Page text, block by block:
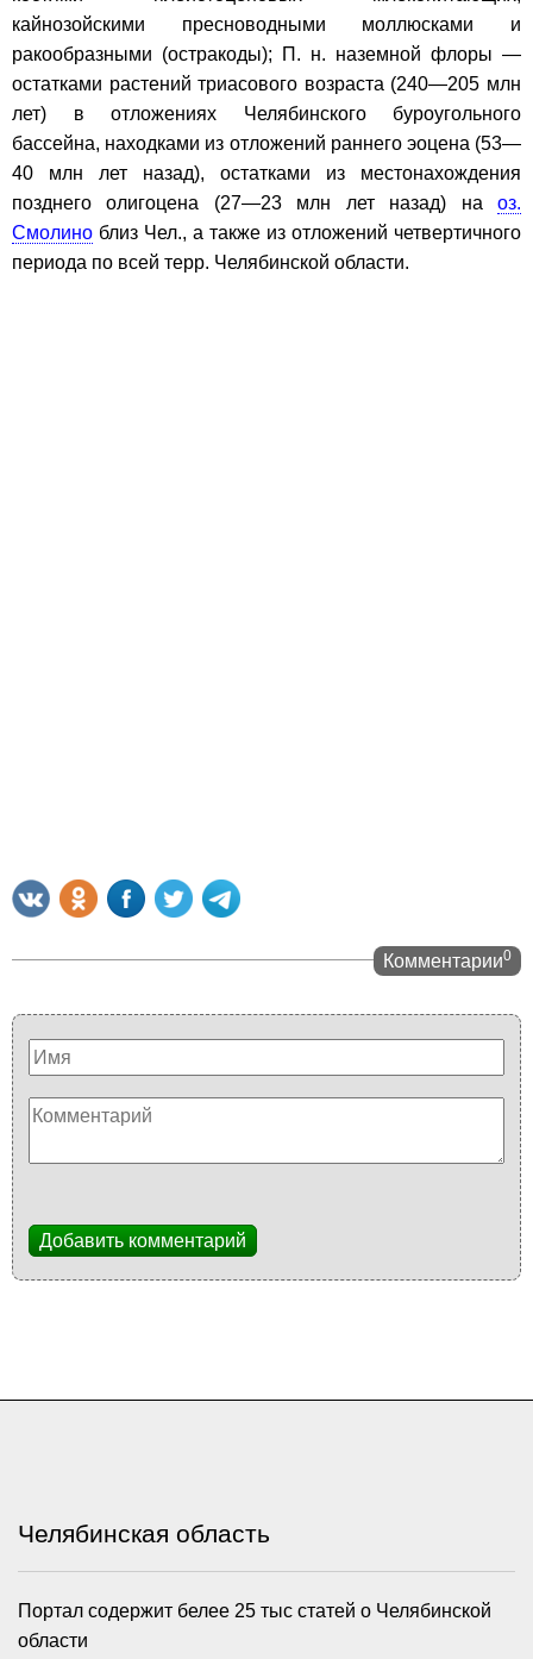
кайнозойскими пресноводными моллюсками и
ракообразными (остракоды); П. н. наземной флоры —
остатками растений триасового возраста (240—205 млн
лет) в отложениях Челябинского буроугольного
бассейна, находками из отложений раннего эоцена (53—
40 млн лет назад), остатками из местонахождения
позднего олигоцена (27—23 млн лет назад) на оз.
Смолино близ Чел., а также из отложений четвертичного
периода по всей терр. Челябинской области.
Комментарии0
Добавить комментарий
Челябинская область
Портал содержит белее 25 тыс статей о Челябинской
области